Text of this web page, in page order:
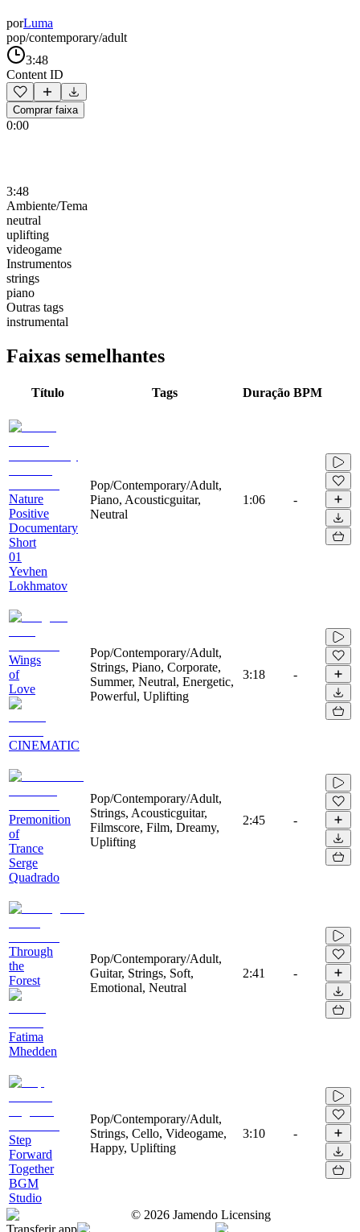
porLuma
pop/contemporary/adult
3:48
Content ID
Comprar faixa
0:00
3:48
Ambiente/Tema
neutral
uplifting
videogame
Instrumentos
strings
piano
Outras tags
instrumental
Faixas semelhantes
Título Tags Duração BPM
Nature
Positive
Documentary
Short
01
Yevhen
Lokhmatov
Pop/Contemporary/Adult,
Piano, Acousticguitar,
Neutral
1:06 -
Wings
of
Love
CINEMATIC
Pop/Contemporary/Adult,
Strings, Piano, Corporate,
Summer, Neutral, Energetic,
Powerful, Uplifting
3:18 -
Premonition
of
Trance
Serge
Quadrado
Pop/Contemporary/Adult,
Strings, Acousticguitar,
Filmscore, Film, Dreamy,
Uplifting
2:45 -
Through
the
Forest
Fatima
Mhedden
Pop/Contemporary/Adult,
Guitar, Strings, Soft,
Emotional, Neutral
2:41 -
Step
Forward
Together
BGM
Studio
Pop/Contemporary/Adult,
Strings, Cello, Videogame,
Happy, Uplifting
3:10 -
© 2026 Jamendo Licensing
Transferir app